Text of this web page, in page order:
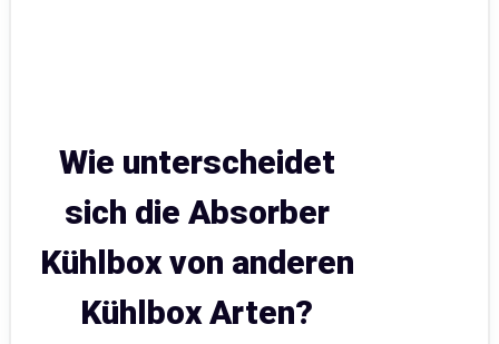
Wie unterscheidet
sich die Absorber
Kühlbox von anderen
Kühlbox Arten?